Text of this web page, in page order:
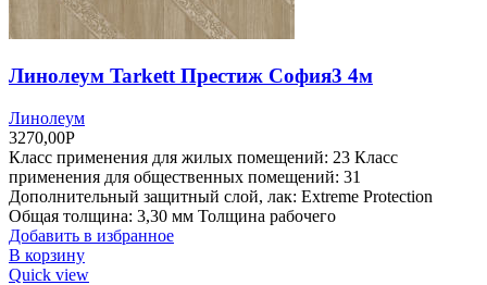
Линолеум Tarkett Престиж София3 4м
Линолеум
3270,00Р
Класс применения для жилых помещений: 23 Класс
применения для общественных помещений: 31
Дополнительный защитный слой, лак: Extreme Protection
Общая толщина: 3,30 мм Толщина рабочего
Добавить в избранное
В корзину
Quick view